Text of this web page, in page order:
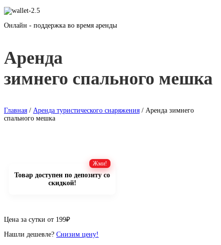
Онлайн - поддержка во время аренды
Аренда
зимнего спального мешка
Главная / Аренда туристического снаряжения / Аренда зимнего
спального мешка
Товар доступен по депозиту со
скидкой!
Цена за сутки от 199₽
Нашли дешевле? Снизим цену!